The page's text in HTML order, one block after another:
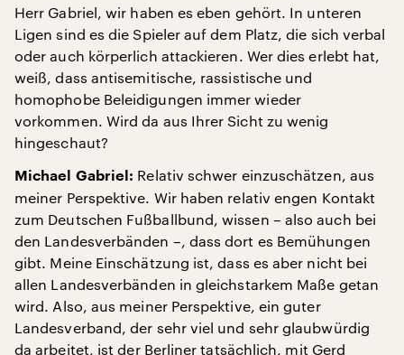
Herr Gabriel, wir haben es eben gehört. In unteren
Ligen sind es die Spieler auf dem Platz, die sich verbal
oder auch körperlich attackieren. Wer dies erlebt hat,
weiß, dass antisemitische, rassistische und
homophobe Beleidigungen immer wieder
vorkommen. Wird da aus Ihrer Sicht zu wenig
hingeschaut?
Michael Gabriel: Relativ schwer einzuschätzen, aus
meiner Perspektive. Wir haben relativ engen Kontakt
zum Deutschen Fußballbund, wissen – also auch bei
den Landesverbänden –, dass dort es Bemühungen
gibt. Meine Einschätzung ist, dass es aber nicht bei
allen Landesverbänden in gleichstarkem Maße getan
wird. Also, aus meiner Perspektive, ein guter
Landesverband, der sehr viel und sehr glaubwürdig
da arbeitet, ist der Berliner tatsächlich, mit Gerd